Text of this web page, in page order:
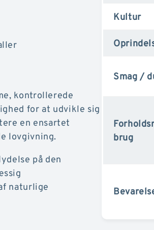
kontrollerede
for at udvikle sig
en ensartet
lovgivning.
på den
naturlige
Kultur
Smag /
brug